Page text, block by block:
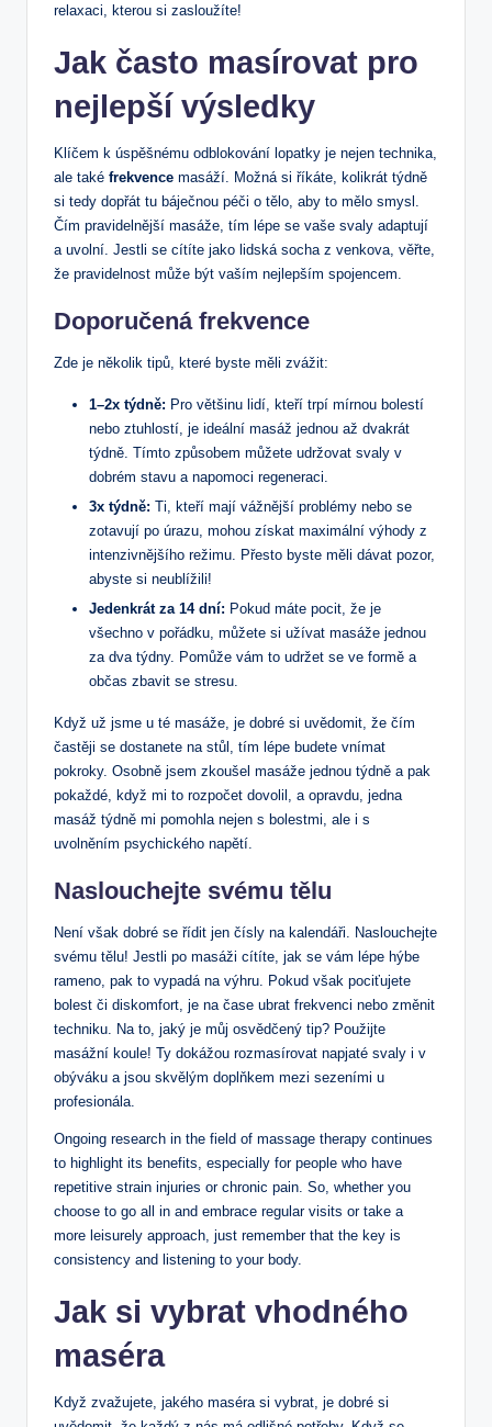
relaxaci, kterou si zasloužíte!
Jak často masírovat pro
nejlepší výsledky
Klíčem k úspěšnému odblokování lopatky je nejen technika,
ale také frekvence masáží. Možná si říkáte, kolikrát týdně
si tedy dopřát tu báječnou péči o tělo, aby to mělo smysl.
Čím pravidelnější masáže, tím lépe se vaše svaly adaptují
a uvolní. Jestli se cítíte jako lidská socha z venkova, věřte,
že pravidelnost může být vaším nejlepším spojencem.
Doporučená frekvence
Zde je několik tipů, které byste měli zvážit:
1–2x týdně: Pro většinu lidí, kteří trpí mírnou bolestí
nebo ztuhlostí, je ideální masáž jednou až dvakrát
týdně. Tímto způsobem můžete udržovat svaly v
dobrém stavu a napomoci regeneraci.
3x týdně: Ti, kteří mají vážnější problémy nebo se
zotavují po úrazu, mohou získat maximální výhody z
intenzivnějšího režimu. Přesto byste měli dávat pozor,
abyste si neublížili!
Jedenkrát za 14 dní: Pokud máte pocit, že je
všechno v pořádku, můžete si užívat masáže jednou
za dva týdny. Pomůže vám to udržet se ve formě a
občas zbavit se stresu.
Když už jsme u té masáže, je dobré si uvědomit, že čím
častěji se dostanete na stůl, tím lépe budete vnímat
pokroky. Osobně jsem zkoušel masáže jednou týdně a pak
pokaždé, když mi to rozpočet dovolil, a opravdu, jedna
masáž týdně mi pomohla nejen s bolestmi, ale i s
uvolněním psychického napětí.
Naslouchejte svému tělu
Není však dobré se řídit jen čísly na kalendáři. Naslouchejte
svému tělu! Jestli po masáži cítíte, jak se vám lépe hýbe
rameno, pak to vypadá na výhru. Pokud však pociťujete
bolest či diskomfort, je na čase ubrat frekvenci nebo změnit
techniku. Na to, jaký je můj osvědčený tip? Použijte
masážní koule! Ty dokážou rozmasírovat napjaté svaly i v
obýváku a jsou skvělým doplňkem mezi sezeními u
profesionála.
Ongoing research in the field of massage therapy continues
to highlight its benefits, especially for people who have
repetitive strain injuries or chronic pain. So, whether you
choose to go all in and embrace regular visits or take a
more leisurely approach, just remember that the key is
consistency and listening to your body.
Jak si vybrat vhodného
maséra
Když zvažujete, jakého maséra si vybrat, je dobré si